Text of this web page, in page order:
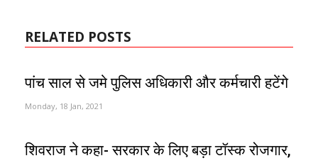
RELATED POSTS
पांच साल से जमे पुलिस अधिकारी और कर्मचारी हटेंगे
Monday, 18 Jan, 2021
शिवराज ने कहा- सरकार के लिए बड़ा टॉस्क रोजगार,